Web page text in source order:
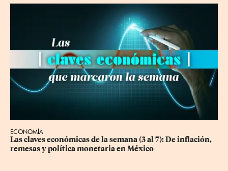
ECONOMÍA
Las claves económicas de la semana (3 al 7): De inflación,
remesas y política monetaria en México